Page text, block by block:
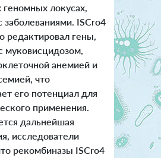
геномных локусах,
заболеваниями. ISCro4
редактировал гены,
муковисцидозом,
анемией и
что
его потенциал для
применения.
дальнейшая
исследователи
рекомбиназы ISCro4